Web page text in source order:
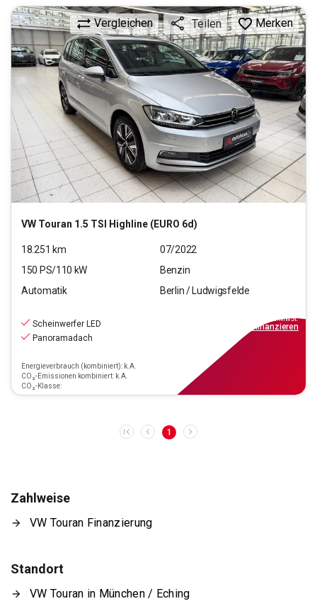
VW Touran 1.5 TSI Highline (EURO 6d)
Vergleichen Teilen Merken
18.251 km
07/2022
150 PS/110 kW
Benzin
Automatik
Berlin / Ludwigsfelde
Scheinwerfer LED
Panoramadach
Energieverbrauch (kombiniert): k.A.
CO₂-Emissionen kombiniert: k.A.
CO₂-Klasse:
inkl.MwSt.
finanzieren
1
Zahlweise
VW Touran Finanzierung
Standort
VW Touran in München / Eching